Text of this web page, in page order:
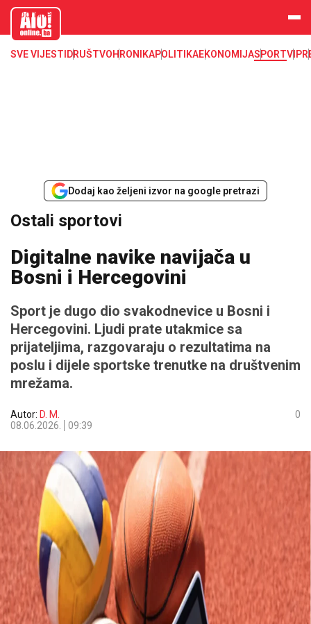
aloonline.b
SVE VIJESTI DRUŠTVOHRONIKAPOLITIKAEKONOMIJASPORTVIP
Dodaj kao željeni izvor na google pretrazi
Ostali sportovi
Digitalne navike navijača u
Bosni i Hercegovini
Sport je dugo dio svakodnevice u Bosni i
Hercegovini. Ljudi prate utakmice sa
prijateljima, razgovaraju o rezultatima na
poslu i dijele sportske trenutke na društvenim
mrežama.
Autor: D. M.
08.06.2026.
09:39
0